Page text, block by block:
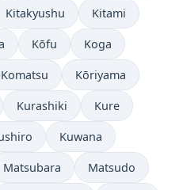
Kitakyushu Kitami
Kōfu Koga
Komatsu Kōriyama
Kurashiki Kure
Kuwana
Matsubara Matsudo